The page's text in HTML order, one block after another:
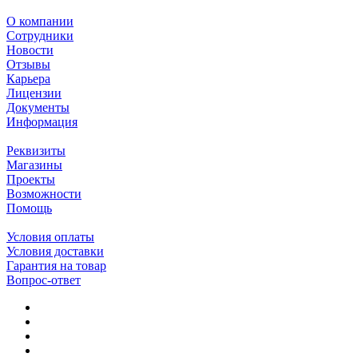
О компании
Сотрудники
Новости
Отзывы
Карьера
Лицензии
Документы
Информация
Реквизиты
Магазины
Проекты
Возможности
Помощь
Условия оплаты
Условия доставки
Гарантия на товар
Вопрос-ответ